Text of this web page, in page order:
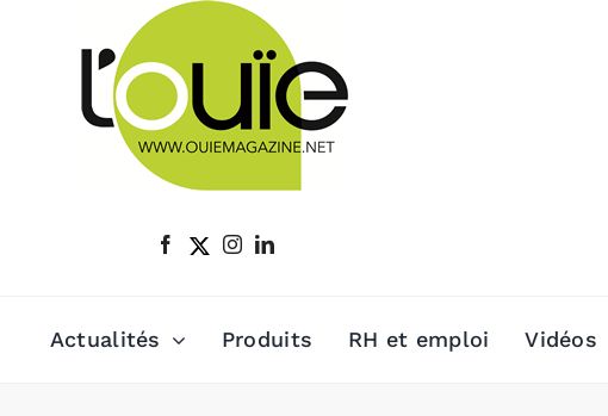
Actualités Produits RH et emploi Vidéos